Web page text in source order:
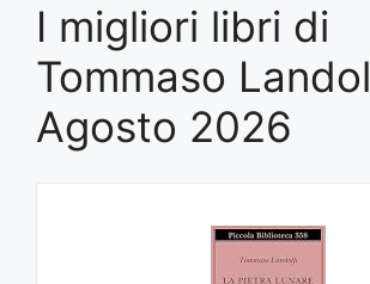
I migliori libri di
Tommaso
Agosto 2026